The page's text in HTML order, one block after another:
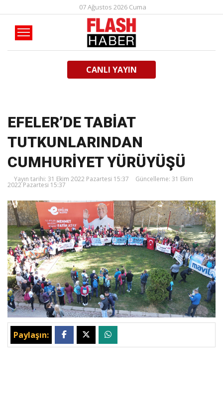
07 Ağustos 2026 Cuma
CANLI YAYIN
EFELER’DE TABİAT
TUTKUNLARINDAN
CUMHURİYET YÜRÜYÜŞÜ
Yayın tarihi: 31 Ekim 2022 Pazartesi 15:37 Güncelleme: 31 Ekim
2022 Pazartesi 15:37
Paylaşın: